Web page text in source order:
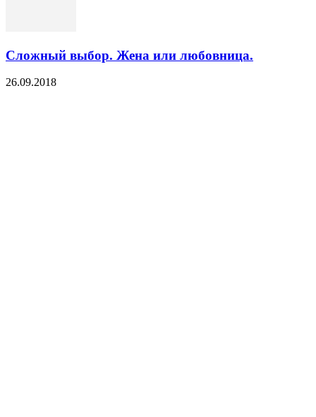
Сложный выбор. Жена или любовница.
26.09.2018